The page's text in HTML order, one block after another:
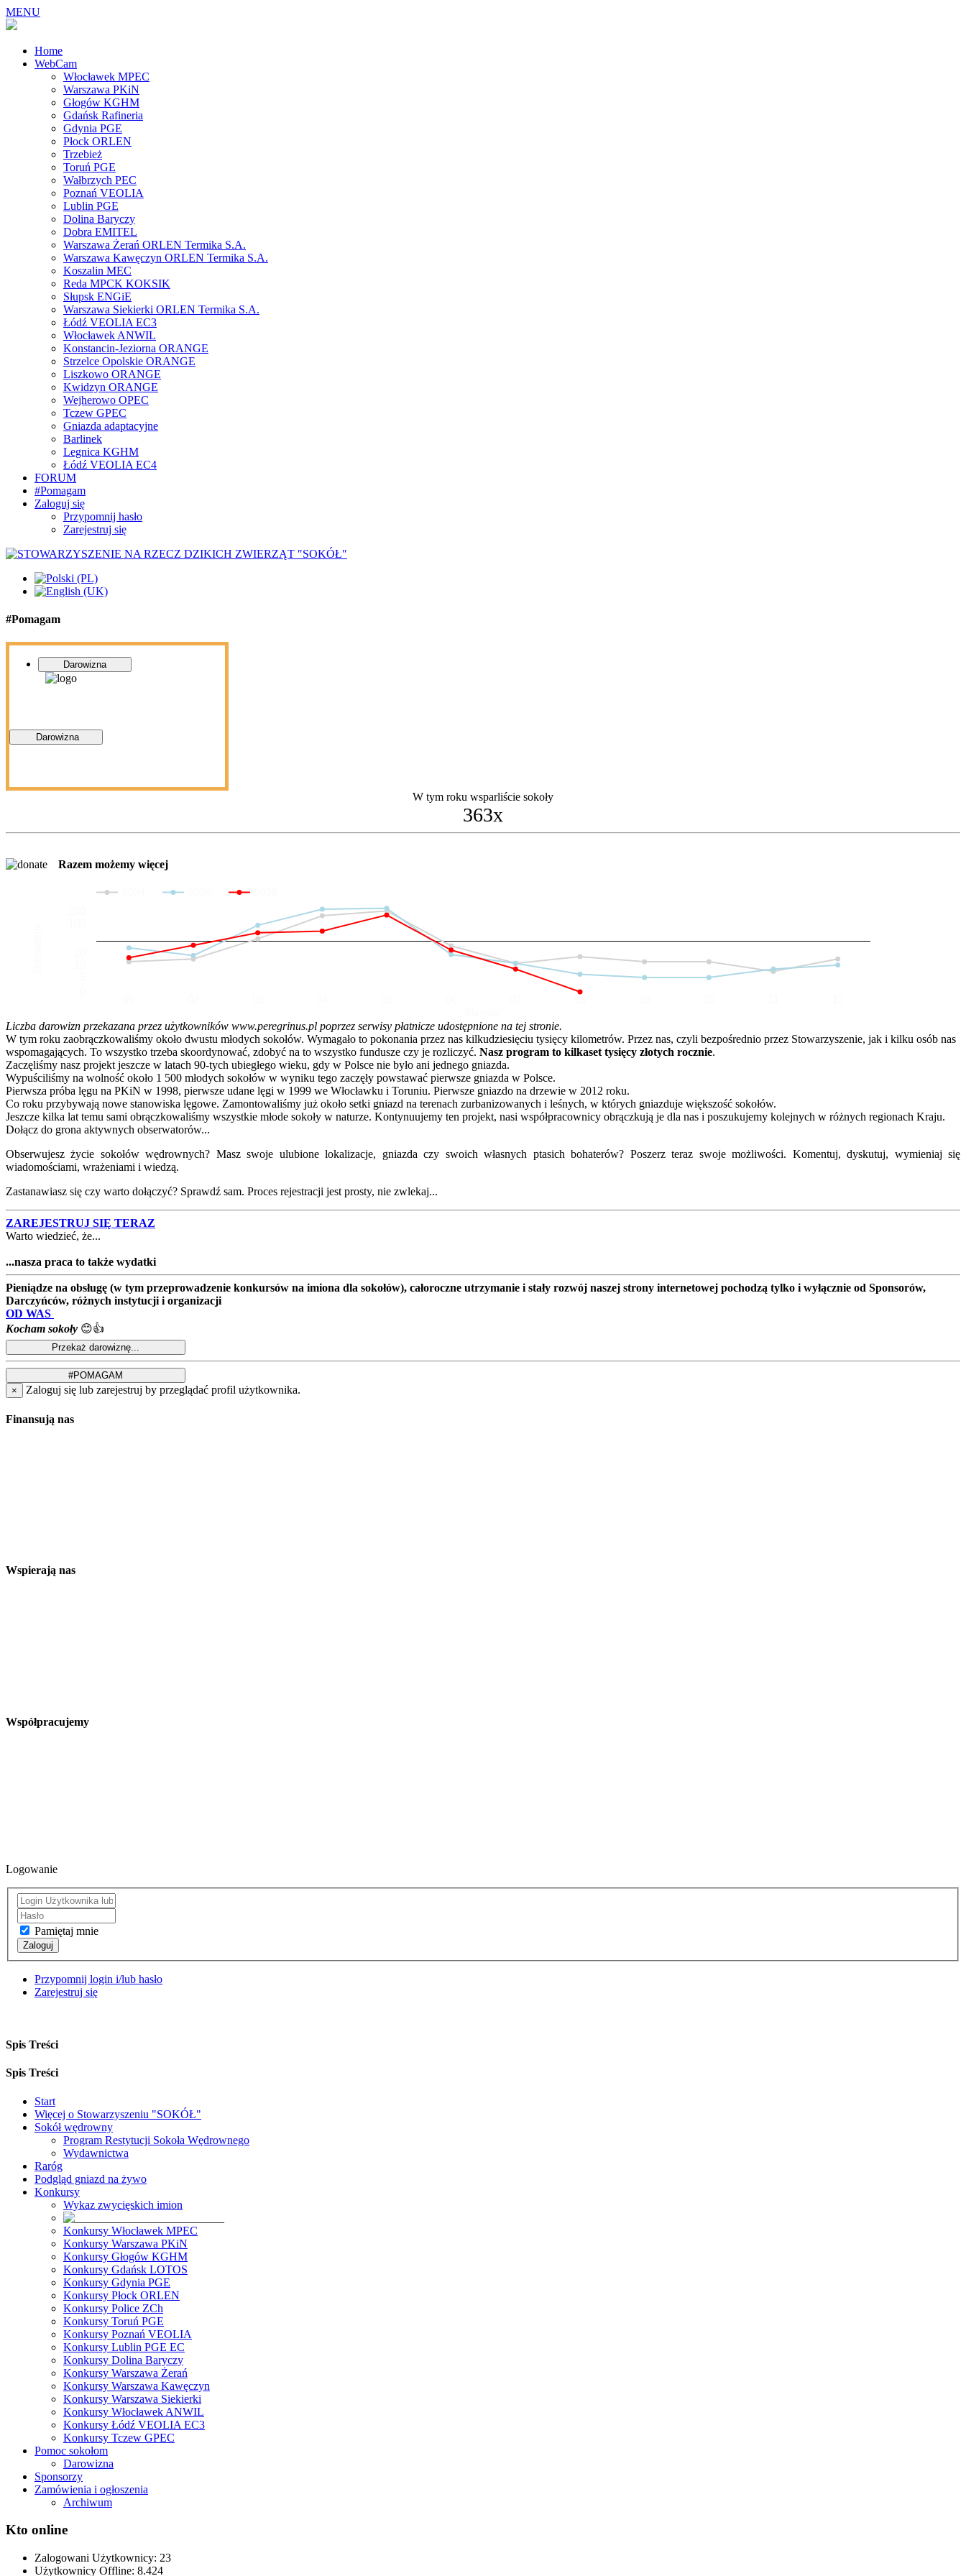
MENU
Home
WebCam
Włocławek MPEC
Warszawa PKiN
Głogów KGHM
Gdańsk Rafineria
Gdynia PGE
Płock ORLEN
Trzebież
Toruń PGE
Wałbrzych PEC
Poznań VEOLIA
Lublin PGE
Dolina Baryczy
Dobra EMITEL
Warszawa Żerań ORLEN Termika S.A.
Warszawa Kawęczyn ORLEN Termika S.A.
Koszalin MEC
Reda MPCK KOKSIK
Słupsk ENGiE
Warszawa Siekierki ORLEN Termika S.A.
Łódź VEOLIA EC3
Włocławek ANWIL
Konstancin-Jeziorna ORANGE
Strzelce Opolskie ORANGE
Liszkowo ORANGE
Kwidzyn ORANGE
Wejherowo OPEC
Tczew GPEC
Gniazda adaptacyjne
Barlinek
Legnica KGHM
Łódź VEOLIA EC4
FORUM
#Pomagam
Zaloguj się
Przypomnij hasło
Zarejestruj się
#Pomagam
Darowizna
Darowizna
W tym roku wsparliście sokoły
363x
Razem możemy więcej
Liczba darowizn przekazana przez użytkowników www.peregrinus.pl poprzez serwisy płatnicze udostępnione na tej stronie.
W tym roku zaobrączkowaliśmy około dwustu młodych sokołów. Wymagało to pokonania przez nas kilkudziesięciu tysięcy kilometrów. Przez nas, czyli bezpośrednio przez Stowarzyszenie, jak i kilku osób nas
wspomagających. To wszystko trzeba skoordynować, zdobyć na to wszystko fundusze czy je rozliczyć. Nasz program to kilkaset tysięcy złotych rocznie.
Zaczęliśmy nasz projekt jeszcze w latach 90-tych ubiegłego wieku, gdy w Polsce nie było ani jednego gniazda.
Wypuściliśmy na wolność około 1 500 młodych sokołów w wyniku tego zaczęły powstawać pierwsze gniazda w Polsce.
Pierwsza próba lęgu na PKiN w 1998, pierwsze udane lęgi w 1999 we Włocławku i Toruniu. Pierwsze gniazdo na drzewie w 2012 roku.
Co roku przybywają nowe stanowiska lęgowe. Zamontowaliśmy już około setki gniazd na terenach zurbanizowanych i leśnych, w których gniazduje większość sokołów.
Jeszcze kilka lat temu sami obrączkowaliśmy wszystkie młode sokoły w naturze. Kontynuujemy ten projekt, nasi współpracownicy obrączkują je dla nas i poszukujemy kolejnych w różnych regionach Kraju.
Dołącz do grona aktywnych obserwatorów...
Obserwujesz życie sokołów wędrownych? Masz swoje ulubione lokalizacje, gniazda czy swoich własnych ptasich bohaterów? Poszerz teraz swoje możliwości. Komentuj, dyskutuj, wymieniaj się
wiadomościami, wrażeniami i wiedzą.
Zastanawiasz się czy warto dołączyć? Sprawdź sam. Proces rejestracji jest prosty, nie zwlekaj...
ZAREJESTRUJ SIĘ TERAZ
Warto wiedzieć, że...
...nasza praca to także wydatki
Pieniądze na obsługę (w tym przeprowadzenie konkursów na imiona dla sokołów), całoroczne utrzymanie i stały rozwój naszej strony internetowej pochodzą tylko i wyłącznie od Sponsorów,
Darczyńców, różnych instytucji i organizacji
OD WAS
Kocham sokoły 😊👍
× Zaloguj się lub zarejestruj by przeglądać profil użytkownika.
Finansują nas
Wspierają nas
Współpracujemy
Logowanie
Pamiętaj mnie
Zaloguj
Przypomnij login i/lub hasło
Zarejestruj się
Spis Treści
Spis Treści
Start
Więcej o Stowarzyszeniu "SOKÓŁ"
Sokół wędrowny
Program Restytucji Sokoła Wędrownego
Wydawnictwa
Raróg
Podgląd gniazd na żywo
Konkursy
Wykaz zwycięskich imion
Konkursy Włocławek MPEC
Konkursy Warszawa PKiN
Konkursy Głogów KGHM
Konkursy Gdańsk LOTOS
Konkursy Gdynia PGE
Konkursy Płock ORLEN
Konkursy Police ZCh
Konkursy Toruń PGE
Konkursy Poznań VEOLIA
Konkursy Lublin PGE EC
Konkursy Dolina Baryczy
Konkursy Warszawa Żerań
Konkursy Warszawa Kawęczyn
Konkursy Warszawa Siekierki
Konkursy Włocławek ANWIL
Konkursy Łódź VEOLIA EC3
Konkursy Tczew GPEC
Pomoc sokołom
Darowizna
Sponsorzy
Zamówienia i ogłoszenia
Archiwum
Kto online
Zalogowani Użytkownicy: 23
Użytkownicy Offline: 8.424